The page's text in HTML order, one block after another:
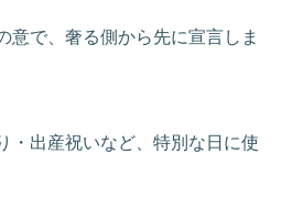
意で、奢る側から先に宣言しま
・出産祝いなど、特別な日に使